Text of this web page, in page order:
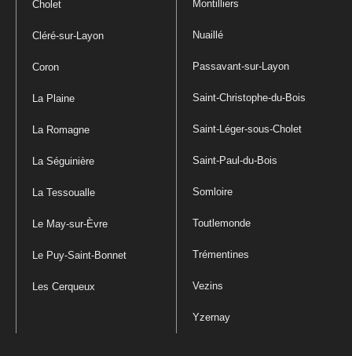
Cholet
Cléré-sur-Layon
Coron
La Plaine
La Romagne
La Séguinière
La Tessoualle
Le May-sur-Èvre
Le Puy-Saint-Bonnet
Les Cerqueux
Montilliers
Nuaillé
Passavant-sur-Layon
Saint-Christophe-du-Bois
Saint-Léger-sous-Cholet
Saint-Paul-du-Bois
Somloire
Toutlemonde
Trémentines
Vezins
Yzernay